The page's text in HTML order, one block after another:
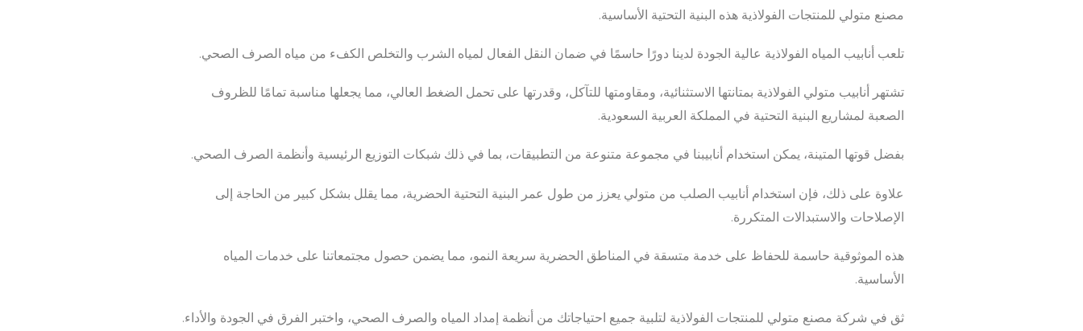
مصنع متولي للمنتجات الفولاذية هذه البنية التحتية الأساسية.
تلعب أنابيب المياه الفولاذية عالية الجودة لدينا دورًا حاسمًا في ضمان النقل الفعال لمياه الشرب والتخلص الكفء من مياه الصرف الصحي.
تشتهر أنابيب متولي الفولاذية بمتانتها الاستثنائية، ومقاومتها للتآكل، وقدرتها على تحمل الضغط العالي، مما يجعلها مناسبة تمامًا للظروف
الصعبة لمشاريع البنية التحتية في المملكة العربية السعودية.
بفضل قوتها المتينة، يمكن استخدام أنابيبنا في مجموعة متنوعة من التطبيقات، بما في ذلك شبكات التوزيع الرئيسية وأنظمة الصرف الصحي.
علاوة على ذلك، فإن استخدام أنابيب الصلب من متولي يعزز من طول عمر البنية التحتية الحضرية، مما يقلل بشكل كبير من الحاجة إلى
الإصلاحات والاستبدالات المتكررة.
هذه الموثوقية حاسمة للحفاظ على خدمة متسقة في المناطق الحضرية سريعة النمو، مما يضمن حصول مجتمعاتنا على خدمات المياه
الأساسية.
ثق في شركة مصنع متولي للمنتجات الفولاذية لتلبية جميع احتياجاتك من أنظمة إمداد المياه والصرف الصحي، واختبر الفرق في الجودة والأداء.